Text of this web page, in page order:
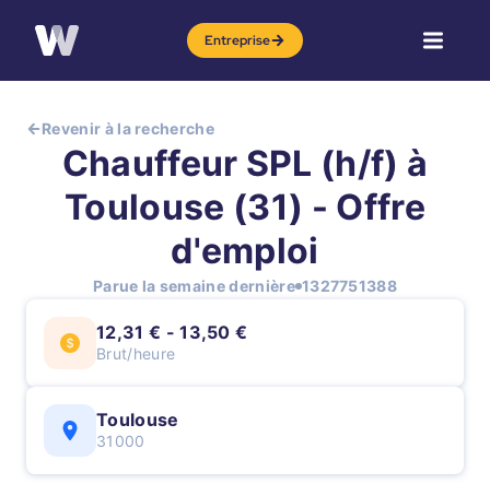
Entreprise
Revenir à la recherche
Chauffeur SPL (h/f) à
Toulouse (31) - Offre
d'emploi
Parue la semaine dernière 1327751388
12,31 € - 13,50 €
Brut/heure
Toulouse
31000